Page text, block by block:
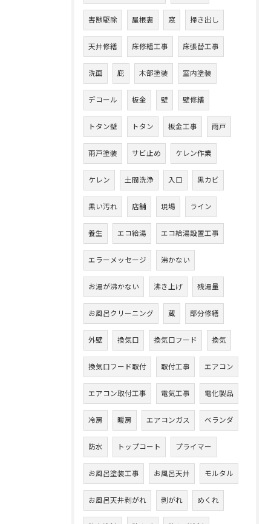
害獣駆除 屋根裏 窓 掃き出し
天井修繕 床修繕工事 床張替工事
洗面 庇 木部塗装 室内塗装
デコール 板金 壁 壁修繕
トタン壁 トタン 板金工事 雨戸
雨戸塗装 サビ止め ケレン作業
ケレン 土間洗浄 入口 黒カビ
黒い汚れ 店舗 現場 ライン
養生 エコ給湯 エコ給湯設置工事
エラーメッセージ 沸かない
お湯が沸かない 沸き上げ 残湯量
お風呂クリーニング 蔵 部分修繕
外壁 換気口 換気口フード 換気
換気口フード取付 取付工事 エアコン
エアコン取付工事 電気工事 電化製品
冷房 暖房 エアコンガス ベランダ
防水 トップコート プライマー
お風呂塗装工事 お風呂天井 モルタル
お風呂天井剥がれ 剥がれ めくれ